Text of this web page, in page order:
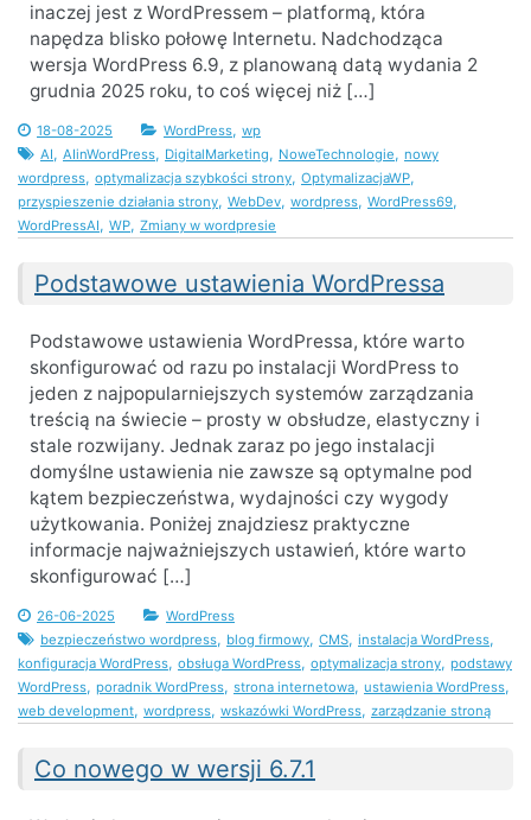
inaczej jest z WordPressem – platformą, która
napędza blisko połowę Internetu. Nadchodząca
wersja WordPress 6.9, z planowaną datą wydania 2
grudnia 2025 roku, to coś więcej niż […]
18-08-2025 WordPress, wp
AI, AIinWordPress, DigitalMarketing, NoweTechnologie, nowy
wordpress, optymalizacja szybkości strony, OptymalizacjaWP,
przyspieszenie działania strony, WebDev, wordpress, WordPress69,
WordPressAI, WP, Zmiany w wordpresie
Podstawowe ustawienia WordPressa
Podstawowe ustawienia WordPressa, które warto
skonfigurować od razu po instalacji WordPress to
jeden z najpopularniejszych systemów zarządzania
treścią na świecie – prosty w obsłudze, elastyczny i
stale rozwijany. Jednak zaraz po jego instalacji
domyślne ustawienia nie zawsze są optymalne pod
kątem bezpieczeństwa, wydajności czy wygody
użytkowania. Poniżej znajdziesz praktyczne
informacje najważniejszych ustawień, które warto
skonfigurować […]
26-06-2025
WordPress
bezpieczeństwo wordpress, blog firmowy, CMS, instalacja WordPress,
konfiguracja WordPress, obsługa WordPress, optymalizacja strony, podstawy
WordPress, poradnik WordPress, strona internetowa, ustawienia WordPress,
web development, wordpress, wskazówki WordPress, zarządzanie stroną
Co nowego w wersji 6.7.1